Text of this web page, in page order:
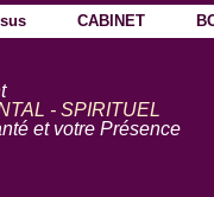
Sauter le menu
▼
CABINET
- SPIRITUEL
et votre Présence